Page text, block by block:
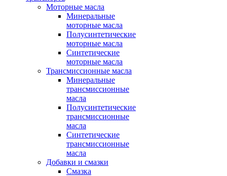
Моторные масла
Минеральные
моторные масла
Полусинтетические
моторные масла
Синтетические
моторные масла
Трансмиссионные масла
Минеральные
трансмиссионные
масла
Полусинтетические
трансмиссионные
масла
Синтетические
трансмиссионные
масла
Добавки и смазки
Смазка